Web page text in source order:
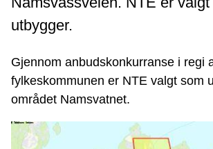
utbygger.
Gjennom anbudskonkurranse i regi
fylkeskommunen er NTE valgt som
området Namsvatnet.